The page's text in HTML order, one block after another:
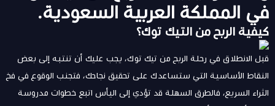
في المملكة العربية السعودية.
كيفية الربح من التيك توك؟
قبل الانطلاق في رحلة الربح من تيك توك، يجب عليك أن تنتبه إلى بعض
النقاط الأساسية التي ستساعدك على تحقيق نجاحك، فتجنب الوقوع في فخ
الثراء السريع، فالطرق السهلة قد تؤدي إلى اليأس اتبع خطوات مدروسة